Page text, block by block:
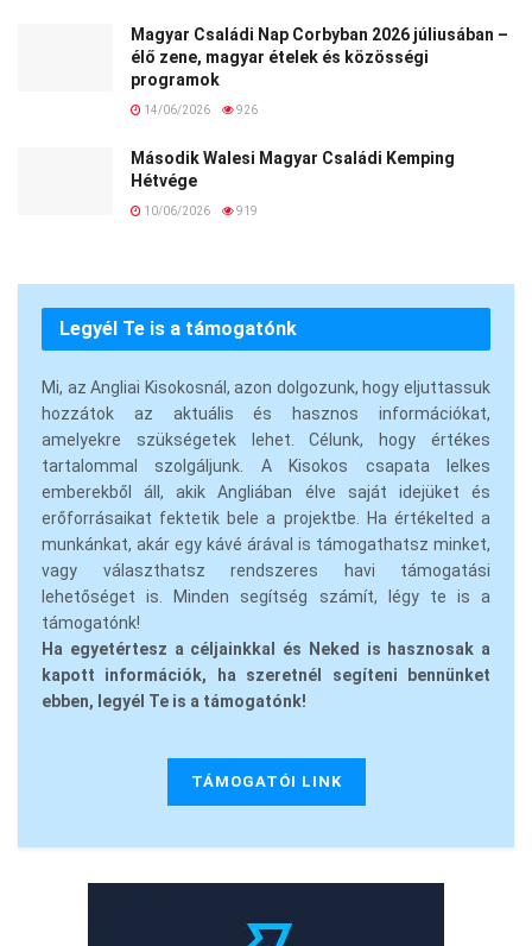
Magyar Családi Nap Corbyban 2026 júliusában –
élő zene, magyar ételek és közösségi
programok
14/06/2026 926
Második Walesi Magyar Családi Kemping
Hétvége
10/06/2026 919
Legyél Te is a támogatónk
Mi, az Angliai Kisokosnál, azon dolgozunk, hogy eljuttassuk
hozzátok az aktuális és hasznos információkat,
amelyekre szükségetek lehet. Célunk, hogy értékes
tartalommal szolgáljunk. A Kisokos csapata lelkes
emberekből áll, akik Angliában élve saját idejüket és
erőforrásaikat fektetik bele a projektbe. Ha értékelted a
munkánkat, akár egy kávé árával is támogathatsz minket,
vagy választhatsz rendszeres havi támogatási
lehetőséget is. Minden segítség számít, légy te is a
támogatónk!
Ha egyetértesz a céljainkkal és Neked is hasznosak a
kapott információk, ha szeretnél segíteni bennünket
ebben, legyél Te is a támogatónk!
TÁMOGATÓI LINK